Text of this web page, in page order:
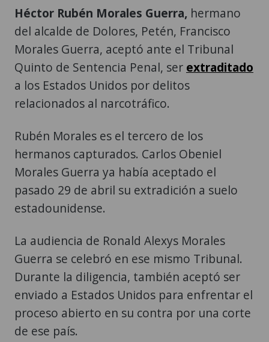
Héctor Rubén Morales Guerra, hermano
del alcalde de Dolores, Petén, Francisco
Morales Guerra, aceptó ante el Tribunal
Quinto de Sentencia Penal, ser extraditado
a los Estados Unidos por delitos
relacionados al narcotráfico.
Rubén Morales es el tercero de los
hermanos capturados. Carlos Obeniel
Morales Guerra ya había aceptado el
pasado 29 de abril su extradición a suelo
estadounidense.
La audiencia de Ronald Alexys Morales
Guerra se celebró en ese mismo Tribunal.
Durante la diligencia, también aceptó ser
enviado a Estados Unidos para enfrentar el
proceso abierto en su contra por una corte
de ese país.